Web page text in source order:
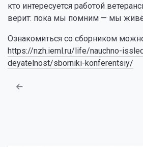
кто интересуется работой
верит: пока мы помним — мы
Ознакомиться со сборником
https://nzh.ieml.ru/life/nauchno-
deyatelnost/sborniki-konferentsiy/